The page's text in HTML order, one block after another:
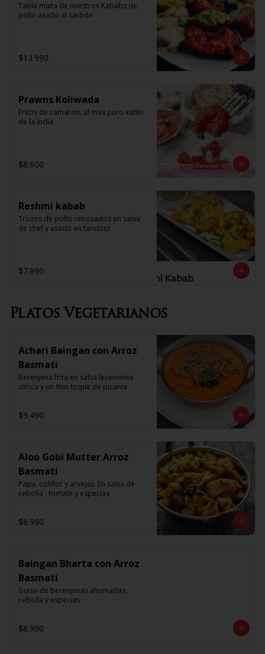
Tabla mixta de nuestros Kababs de
pollo asado al carbón
$13.990
Prawns Koliwada
Fritos de camaron, al mas puro estilo
de la India
$8.600
Reshmi kabab
Trozos de pollo rebosados en salsa
de chef y asado en tandoor
$7.990
Platos Vegetarianos
Achari Baingan con Arroz
Basmati
Berenjena frita en salsa levemente
citrica y un fino toque de picante
$9.490
Aloo Gobi Mutter Arroz
Basmati
Papa, coliflor y arvejas. En salsa de
cebolla , tomate y especias
$8.990
Baingan Bharta con Arroz
Basmati
Guiso de berenjenas ahumadas,
cebolla y especias
$8.990